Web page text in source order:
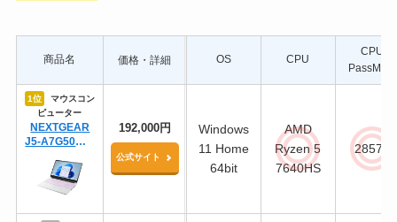
商品名 価格・詳細 OS CPU
CPU
PassMark
1位
マウスコン
ピューター
NEXTGEAR
J5-A7G50WT-
192,000円
公式サイト
Windows
11 Home
64bit
AMD
Ryzen 5
7640HS
28577